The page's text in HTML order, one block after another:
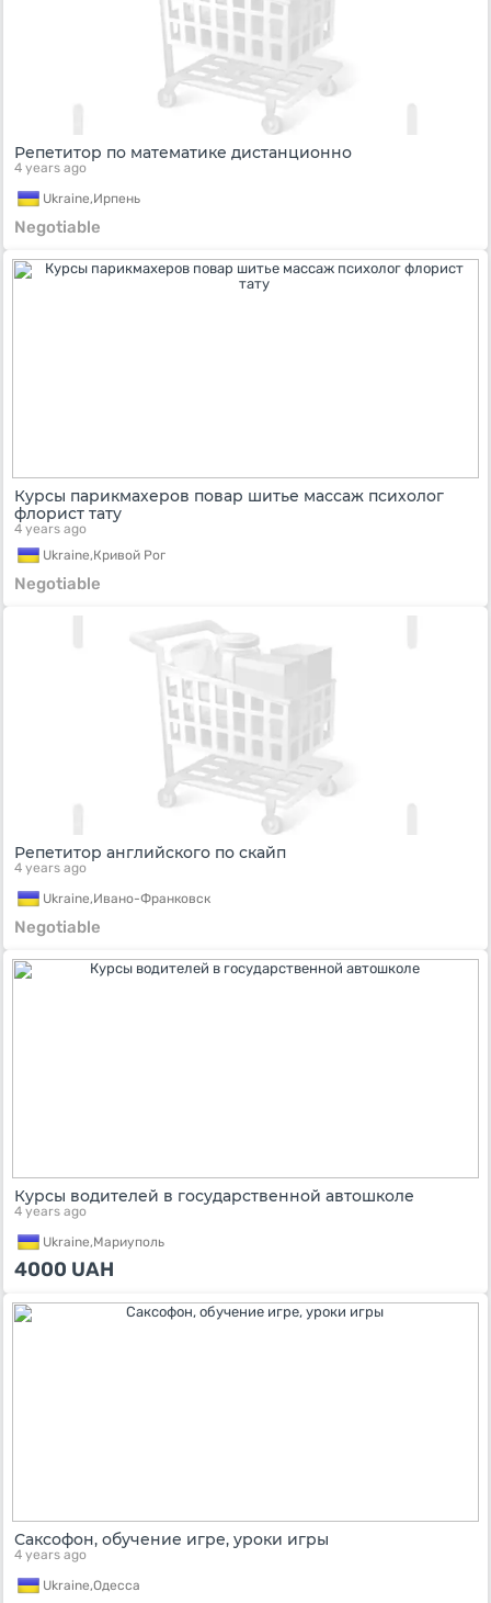
Репетитор по математике дистанционно
4 years ago
Ukraine,Ирпень
Negotiable
Курсы парикмахеров повар шитье массаж психолог
флорист тату
4 years ago
Ukraine,Кривой Рог
Negotiable
Репетитор английского по скайп
4 years ago
Ukraine,Ивано-Франковск
Negotiable
Курсы водителей в государственной автошколе
4 years ago
Ukraine,Мариуполь
4000 UAH
Саксофон, обучение игре, уроки игры
4 years ago
Ukraine,Одесса